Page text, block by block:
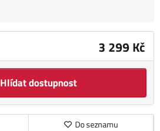
3 299 Kč
Hlídat dostupnost
Do seznamu